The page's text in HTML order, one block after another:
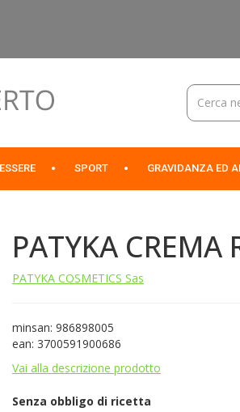
Cerca
Prodotto
SPORT GRAVIDANZA ED
PATYKA CREMA
PATYKA COSMETICS Sas
minsan: 986898005
ean: 3700591900686
Vai alla descrizione prodotto
Senza obbligo di ricetta